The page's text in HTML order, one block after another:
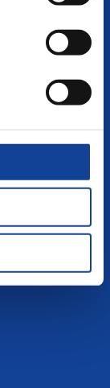
Helsinki